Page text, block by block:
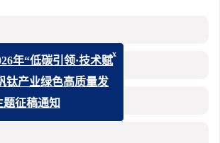
年“低碳引领·技术赋
钛产业绿色高质量发
题征稿通知